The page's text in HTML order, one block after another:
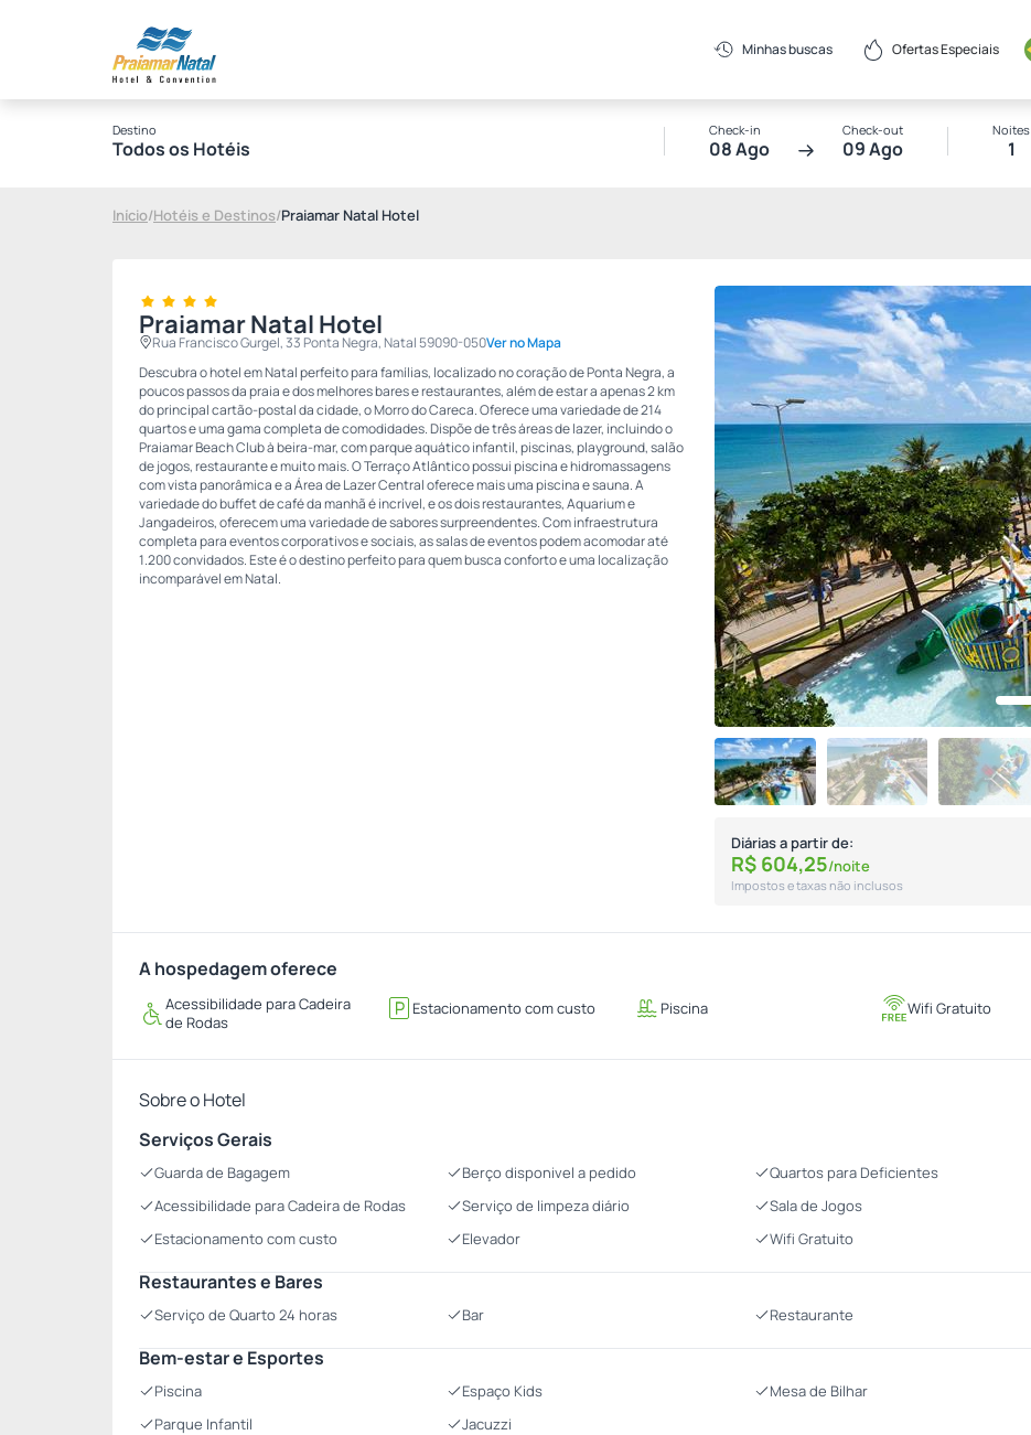
Minhas buscas Ofertas Especiais
Destino
Todos os Hotéis
Check-in
08 Ago
Check-out
09 Ago
Noites
1
Início/Hotéis e Destinos/Praiamar Natal Hotel
Praiamar Natal Hotel
Rua Francisco Gurgel, 33 Ponta Negra, Natal 59090-050Ver no Mapa
Descubra o hotel em Natal perfeito para famílias, localizado no coração de Ponta Negra, a
poucos passos da praia e dos melhores bares e restaurantes, além de estar a apenas 2 km
do principal cartão-postal da cidade, o Morro do Careca. Oferece uma variedade de 214
quartos e uma gama completa de comodidades. Dispõe de três áreas de lazer, incluindo o
Praiamar Beach Club à beira-mar, com parque aquático infantil, piscinas, playground, salão
de jogos, restaurante e muito mais. O Terraço Atlântico possui piscina e hidromassagens
com vista panorâmica e a Área de Lazer Central oferece mais uma piscina e sauna. A
variedade do buffet de café da manhã é incrível, e os dois restaurantes, Aquarium e
Jangadeiros, oferecem uma variedade de sabores surpreendentes. Com infraestrutura
completa para eventos corporativos e sociais, as salas de eventos podem acomodar até
1.200 convidados. Este é o destino perfeito para quem busca conforto e uma localização
incomparável em Natal.
Diárias a partir de:
R$ 604,25/noite
Impostos e taxas não inclusos
A hospedagem oferece
Acessibilidade para Cadeira
de Rodas
Estacionamento com custo Piscina Wifi Gratuito
Sobre o Hotel
Serviços Gerais
Guarda de Bagagem Berço disponivel a pedido Quartos para Deficientes
Acessibilidade para Cadeira de Rodas
Serviço de limpeza diário Sala de Jogos
Estacionamento com custo
Elevador Wifi Gratuito
Restaurantes e Bares
Serviço de Quarto 24 horas Bar Restaurante
Bem-estar e Esportes
Piscina Espaço Kids Mesa de Bilhar
Parque Infantil
Jacuzzi